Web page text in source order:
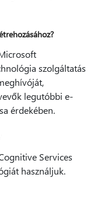
szolgáltatás
legutóbbi e-
érdekében.
Services
használjuk.